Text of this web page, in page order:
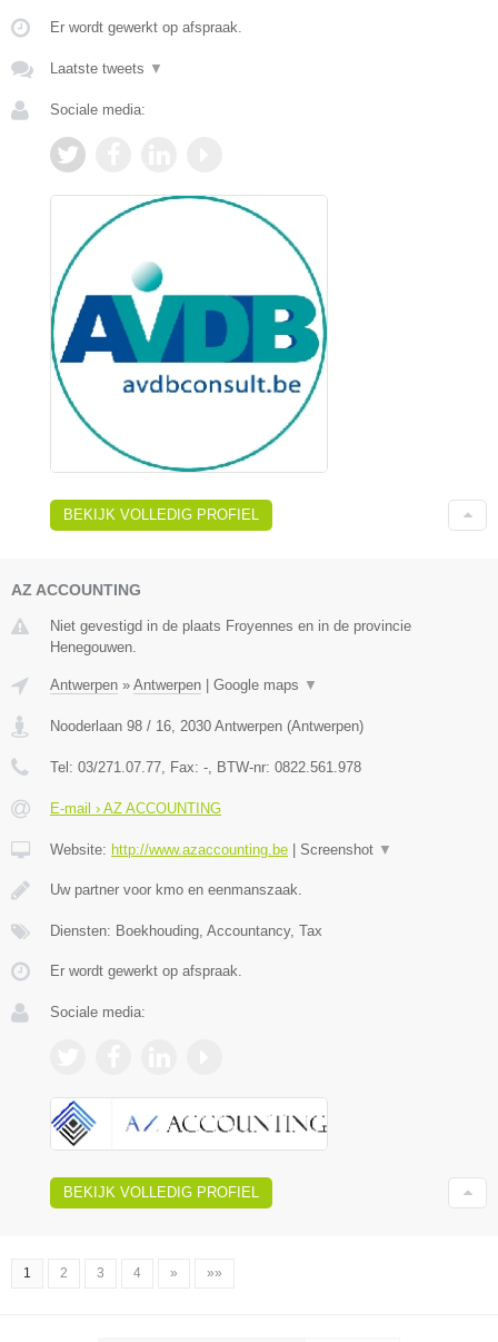
Er wordt gewerkt op afspraak.
Laatste tweets ▼
Sociale media:
BEKIJK VOLLEDIG PROFIEL
AZ ACCOUNTING
Niet gevestigd in de plaats Froyennes en in de provincie
Henegouwen.
Antwerpen » Antwerpen | Google maps ▼
Nooderlaan 98 / 16 2030 Antwerpen (Antwerpen)
Tel: 03/271.07.77 , Fax: - , BTW-nr: 0822.561.978
E-mail › AZ ACCOUNTING
Website: http://www.azaccounting.be | Screenshot ▼
Uw partner voor kmo en eenmanszaak.
Diensten: Boekhouding, Accountancy, Tax
Er wordt gewerkt op afspraak.
Sociale media:
BEKIJK VOLLEDIG PROFIEL
1 2 3 4 » »»